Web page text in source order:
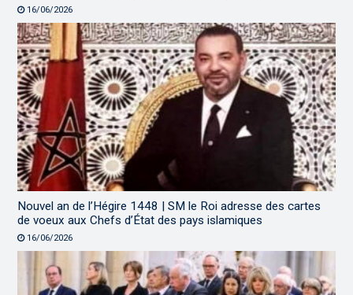
16/06/2026
Nouvel an de l’Hégire 1448 | SM le Roi adresse des cartes
de voeux aux Chefs d’État des pays islamiques
16/06/2026